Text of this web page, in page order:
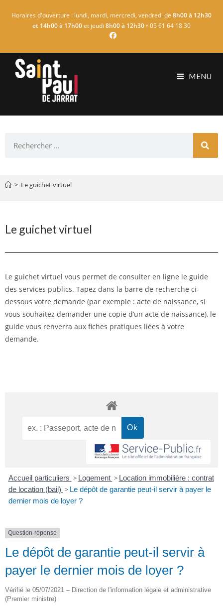
Horaires d'ouverture : lundi, mardi, mercredi, vendredi de 8h00 à 12h30
et 14h00 à 17h00et jeudi 8h00 à 12h30 • 05 61 64 18 30
MENU
> Le guichet virtuel
Le guichet virtuel
Le guichet virtuel vous permet de consulter en ligne le guide
des services publics. Tapez dans la barre de recherche ci-
dessous votre demande (par exemple : acte de naissance, si
vous souhaitez demander une copie d’un acte de naissance), le
guide vous renverra aux fiches pratiques liées à votre
demande.
Accueil particuliers > Logement > Location immobilière : contrat
de location (bail) > Le dépôt de garantie peut-il servir à payer le
dernier mois de loyer ?
Question-réponse
Le dépôt de garantie peut-il servir à
payer le dernier mois de loyer ?
Vérifié le 05/07/2021 – Direction de l'information légale et administrative
(Premier ministre)